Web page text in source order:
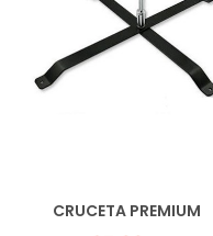
CRUCETA PREMIUM